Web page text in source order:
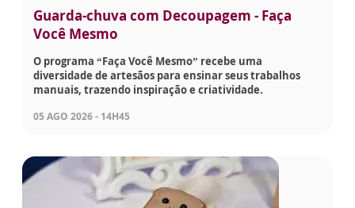
Guarda-chuva com Decoupagem - Faça
Você Mesmo
O programa “Faça Você Mesmo” recebe uma
diversidade de artesãos para ensinar seus trabalhos
manuais, trazendo inspiração e criatividade.
05 AGO 2026 - 14H45